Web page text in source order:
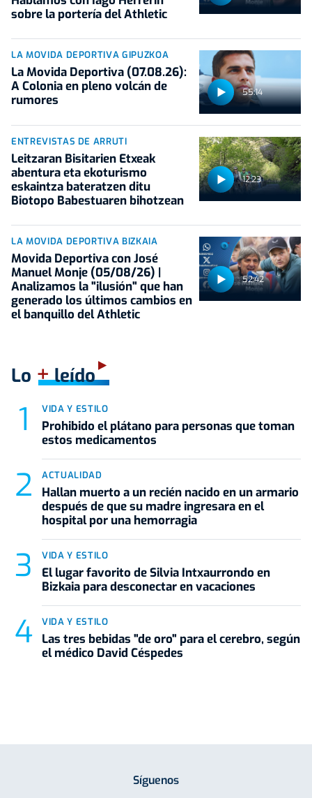
sobre la portería del Athletic
55:14
LA MOVIDA DEPORTIVA GIPUZKOA
La Movida Deportiva (07.08.26):
A Colonia en pleno volcán de
rumores
12:23
ENTREVISTAS DE ARRUTI
Leitzaran Bisitarien Etxeak
abentura eta ekoturismo
eskaintza bateratzen ditu
Biotopo Babestuaren bihotzean
52:42
LA MOVIDA DEPORTIVA BIZKAIA
Movida Deportiva con José
Manuel Monje (05/08/26) |
Analizamos la "ilusión" que han
generado los últimos cambios en
el banquillo del Athletic
Lo +leído
VIDA Y ESTILO
Prohibido el plátano para personas que toman
estos medicamentos
ACTUALIDAD
Hallan muerto a un recién nacido en un armario
después de que su madre ingresara en el
hospital por una hemorragia
VIDA Y ESTILO
El lugar favorito de Silvia Intxaurrondo en
Bizkaia para desconectar en vacaciones
VIDA Y ESTILO
Las tres bebidas "de oro" para el cerebro, según
el médico David Céspedes
Síguenos